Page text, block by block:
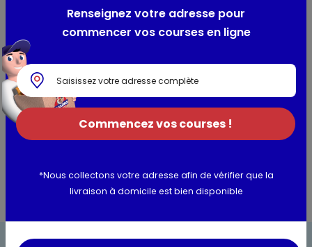
Utilisation et conservation
Ingrédients : Légumes en proportion variable (Petits pois
doux, carottes), eau, sel.
Valeurs nutritionnelles
Informations complémentaires
Renseignez votre adresse pour
commencer vos courses en ligne
Commencez vos courses !
*Nous collectons votre adresse afin de vérifier que la
livraison à domicile est bien disponible